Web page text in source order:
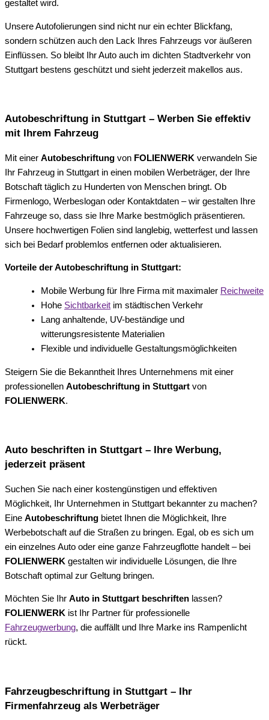
gestaltet wird.
Unsere Autofolierungen sind nicht nur ein echter Blickfang,
sondern schützen auch den Lack Ihres Fahrzeugs vor äußeren
Einflüssen. So bleibt Ihr Auto auch im dichten Stadtverkehr von
Stuttgart bestens geschützt und sieht jederzeit makellos aus.
Autobeschriftung in Stuttgart – Werben Sie effektiv
mit Ihrem Fahrzeug
Mit einer Autobeschriftung von FOLIENWERK verwandeln Sie
Ihr Fahrzeug in Stuttgart in einen mobilen Werbeträger, der Ihre
Botschaft täglich zu Hunderten von Menschen bringt. Ob
Firmenlogo, Werbeslogan oder Kontaktdaten – wir gestalten Ihre
Fahrzeuge so, dass sie Ihre Marke bestmöglich präsentieren.
Unsere hochwertigen Folien sind langlebig, wetterfest und lassen
sich bei Bedarf problemlos entfernen oder aktualisieren.
Vorteile der Autobeschriftung in Stuttgart:
Mobile Werbung für Ihre Firma mit maximaler Reichweite
Hohe Sichtbarkeit im städtischen Verkehr
Lang anhaltende, UV-beständige und
witterungsresistente Materialien
Flexible und individuelle Gestaltungsmöglichkeiten
Steigern Sie die Bekanntheit Ihres Unternehmens mit einer
professionellen Autobeschriftung in Stuttgart von
FOLIENWERK.
Auto beschriften in Stuttgart – Ihre Werbung,
jederzeit präsent
Suchen Sie nach einer kostengünstigen und effektiven
Möglichkeit, Ihr Unternehmen in Stuttgart bekannter zu machen?
Eine Autobeschriftung bietet Ihnen die Möglichkeit, Ihre
Werbebotschaft auf die Straßen zu bringen. Egal, ob es sich um
ein einzelnes Auto oder eine ganze Fahrzeugflotte handelt – bei
FOLIENWERK gestalten wir individuelle Lösungen, die Ihre
Botschaft optimal zur Geltung bringen.
Möchten Sie Ihr Auto in Stuttgart beschriften lassen?
FOLIENWERK ist Ihr Partner für professionelle
Fahrzeugwerbung, die auffällt und Ihre Marke ins Rampenlicht
rückt.
Fahrzeugbeschriftung in Stuttgart – Ihr
Firmenfahrzeug als Werbeträger